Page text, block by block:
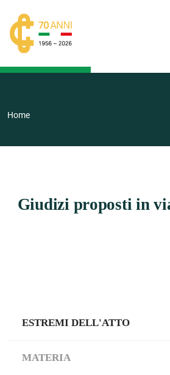
Home
Giudizi proposti in
ESTREMI DELL'ATTO
MATERIA